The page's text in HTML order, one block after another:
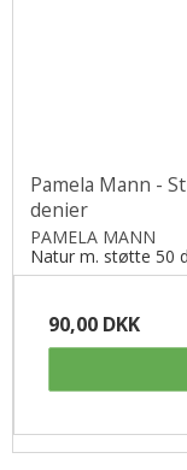
Pamela Mann -
denier
PAMELA MANN
Natur m. støtte 50
90,00 DKK